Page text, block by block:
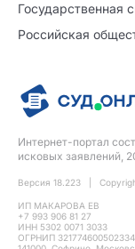
Интернет-портал
исковых заявлений,
Версия 18.223 |
ИП МАКАРОВА ЕВ
+7 993 906 81 27
ИНН 5302 0071 3033
ОГРНИП 321774600502334
Государственная
Российская